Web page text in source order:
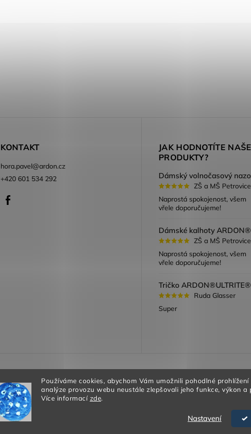
Používáme cookies, abychom Vám umožnili pohodlné
analýze provozu webu neustále zlepšovali jeho funkce, výkon a
Více informací zde.
Nastavení
KONTAKT
hora.pavel@ardon.cz
+420 601 534 292
JAK HODNOTÍTE NAŠE
PRODUKTY?
ZŠ a MŠ Petrovice
Naprostá spokojenost, všem
vřele doporučujeme!
ZŠ a MŠ Petrovice
Naprostá spokojenost, všem
vřele doporučujeme!
Ruda Glasser
Super